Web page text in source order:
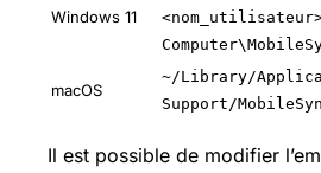
Windows 11
macOS
~/Library/
Support/
Il est possible de modifier